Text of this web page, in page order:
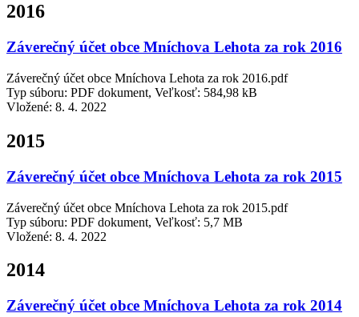
2016
Záverečný účet obce Mníchova Lehota za rok 2016
Záverečný účet obce Mníchova Lehota za rok 2016.pdf
Typ súboru: PDF dokument, Veľkosť: 584,98 kB
Vložené: 8. 4. 2022
2015
Záverečný účet obce Mníchova Lehota za rok 2015
Záverečný účet obce Mníchova Lehota za rok 2015.pdf
Typ súboru: PDF dokument, Veľkosť: 5,7 MB
Vložené: 8. 4. 2022
2014
Záverečný účet obce Mníchova Lehota za rok 2014